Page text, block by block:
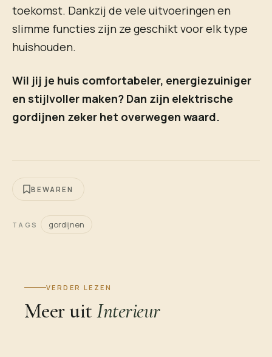
toekomst. Dankzij de vele uitvoeringen en
slimme functies zijn ze geschikt voor elk type
huishouden.
Wil jij je huis comfortabeler, energiezuiniger
en stijlvoller maken? Dan zijn elektrische
gordijnen zeker het overwegen waard.
BEWAREN
TAGS gordijnen
VERDER LEZEN
Meer uitInterieur